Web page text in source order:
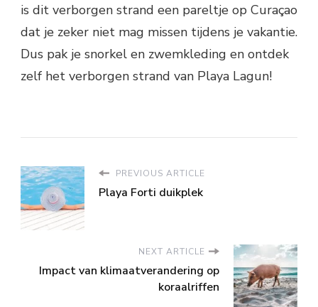
is dit verborgen strand een pareltje op Curaçao
dat je zeker niet mag missen tijdens je vakantie.
Dus pak je snorkel en zwemkleding en ontdek
zelf het verborgen strand van Playa Lagun!
PREVIOUS ARTICLE
Playa Forti duikplek
NEXT ARTICLE
Impact van klimaatverandering op
koraalriffen